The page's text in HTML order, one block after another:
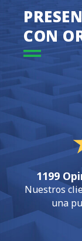
CON
1199
Nuestros
una